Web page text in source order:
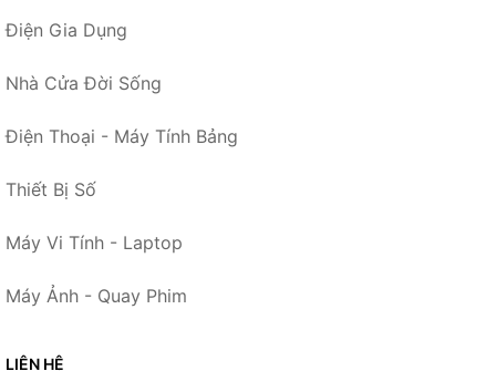
Điện Gia Dụng
Nhà Cửa Đời Sống
Điện Thoại - Máy Tính Bảng
Thiết Bị Số
Máy Vi Tính - Laptop
Máy Ảnh - Quay Phim
LIÊN HỆ